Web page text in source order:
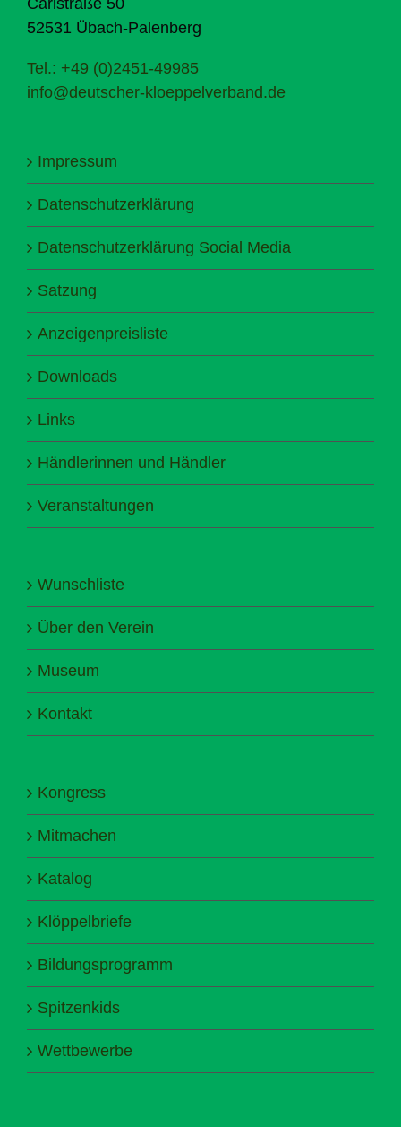
52531 Übach-Palenberg
Tel.: +49 (0)2451-49985
info@deutscher-kloeppelverband.de
Impressum
Datenschutzerklärung
Datenschutzerklärung Social Media
Satzung
Anzeigenpreisliste
Downloads
Links
Händlerinnen und Händler
Veranstaltungen
Wunschliste
Über den Verein
Museum
Kontakt
Kongress
Mitmachen
Katalog
Klöppelbriefe
Bildungsprogramm
Spitzenkids
Wettbewerbe